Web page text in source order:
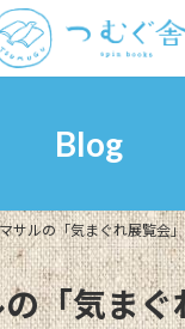
Blog
サルの「気まぐれ展覧会
「気まぐ